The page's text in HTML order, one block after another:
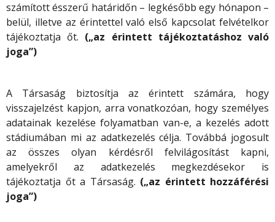
számított ésszerű határidőn – legkésőbb egy hónapon –
belül, illetve az érintettel való első kapcsolat felvételkor
tájékoztatja őt. („az érintett tájékoztatáshoz való
joga”)
A Társaság biztosítja az érintett számára, hogy
visszajelzést kapjon, arra vonatkozóan, hogy személyes
adatainak kezelése folyamatban van-e, a kezelés adott
stádiumában mi az adatkezelés célja. Továbbá jogosult
az összes olyan kérdésről felvilágosítást kapni,
amelyekről az adatkezelés megkezdésekor is
tájékoztatja őt a Társaság. („az érintett hozzáférési
joga”)